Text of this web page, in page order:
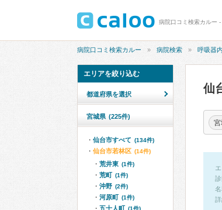
病院口コミ検索カルー
病院口コミ検索カルー 病院検索 呼吸器
仙
宮
エリアを絞り込む
都道府県を選択
宮城県 (225件)
仙台市すべて (134件)
仙台市若林区 (14件)
荒井東 (1件)
荒町 (1件)
沖野 (2件)
河原町 (1件)
五十人町 (1件)